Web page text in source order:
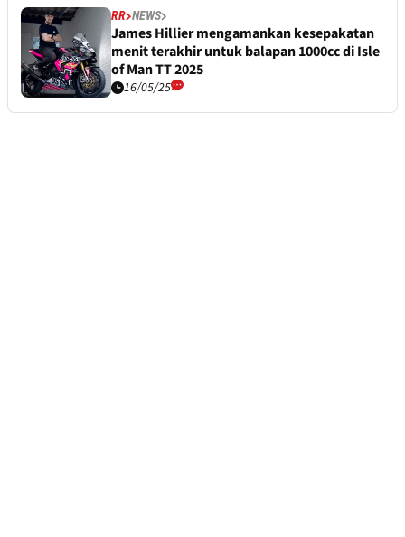
RR NEWS
James Hillier mengamankan kesepakatan
menit terakhir untuk balapan 1000cc di Isle
of Man TT 2025
16/05/25